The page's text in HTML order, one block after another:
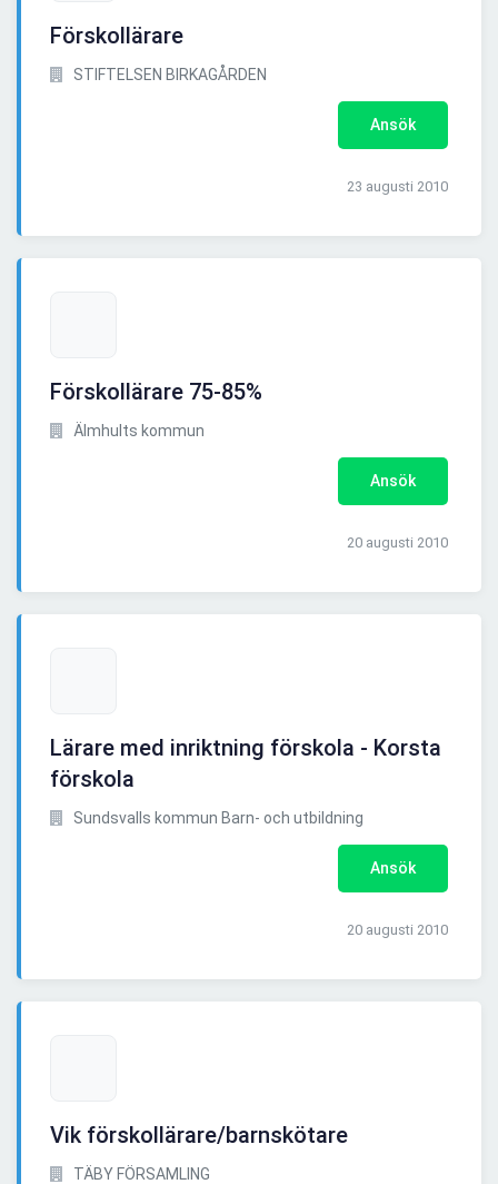
Förskollärare
STIFTELSEN BIRKAGÅRDEN
Ansök
23 augusti 2010
Förskollärare 75-85%
Älmhults kommun
Ansök
20 augusti 2010
Lärare med inriktning förskola - Korsta
förskola
Sundsvalls kommun Barn- och utbildning
Ansök
20 augusti 2010
Vik förskollärare/barnskötare
TÄBY FÖRSAMLING